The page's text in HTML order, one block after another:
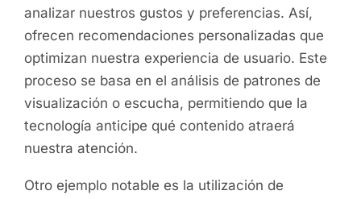
analizar nuestros gustos y preferencias. Así,
ofrecen recomendaciones personalizadas que
optimizan nuestra experiencia de usuario. Este
proceso se basa en el análisis de patrones de
visualización o escucha, permitiendo que la
tecnología anticipe qué contenido atraerá
nuestra atención.
Otro ejemplo notable es la utilización de